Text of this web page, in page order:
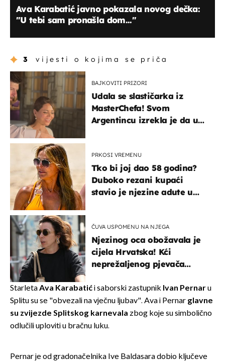
Ava Karabatić javno pokazala novog dečka:
"U tebi sam pronašla dom..."
3 vijesti o kojima se priča
BAJKOVITI PRIZORI
Udala se slastičarka iz
MasterChefa! Svom
Argentincu izrekla je da u
PRKOSI VREMENU
Tko bi joj dao 58 godina?
Duboko rezani kupaći
stavio je njezine adute u
ČUVA USPOMENU NA NJEGA
Njezinog oca obožavala je
cijela Hrvatska! Kći
neprežaljenog pjevača
kotača
StarletaAva Karabatići saborski zastupnik Ivan Pernaru
Splitu su se "obvezali na vječnu ljubav". Ava i Pernar glavne
su zvijezde Splitskog karnevala zbog koje su simbolično
odlučili uploviti u bračnu luku.
Pernar je od gradonačelnika Ive Baldasara dobio ključeve